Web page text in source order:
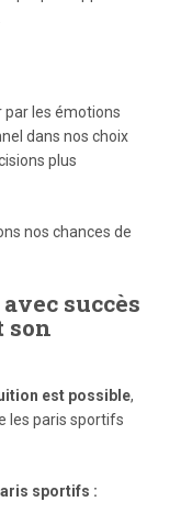
par les émotions
dans nos choix
plus
nos chances de
succès
son
est possible,
les paris sportifs
sportifs :